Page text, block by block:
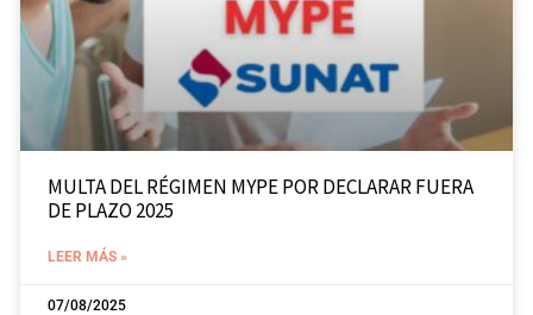
MULTA DEL RÉGIMEN MYPE POR DECLARAR FUERA
DE PLAZO 2025
LEER MÁS »
07/08/2025